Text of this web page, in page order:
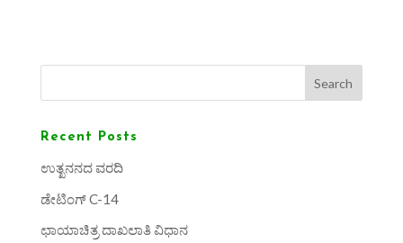
Search
Recent Posts
ಉತ್ಖನನದ ವರದಿ
ಡೇಟಿಂಗ್ C-14
ಛಾಯಾಚಿತ್ರ ದಾಖಲಾತಿ ವಿಧಾನ